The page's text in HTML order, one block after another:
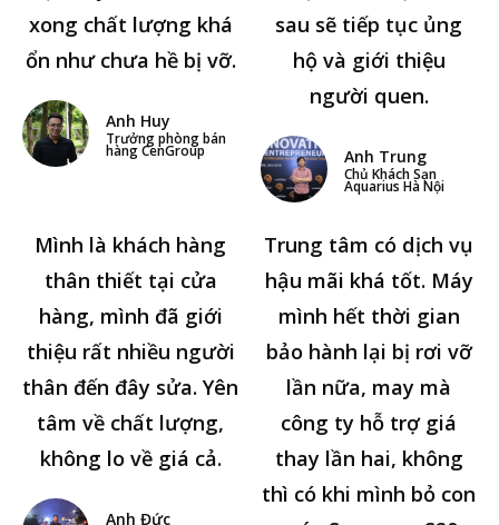
xong chất lượng khá
ổn như chưa hề bị vỡ.
Anh Huy
Trưởng phòng bán
hàng CenGroup
sau sẽ tiếp tục ủng
hộ và giới thiệu
người quen.
Anh Trung
Chủ Khách Sạn
Aquarius Hà Nội
Mình là khách hàng
thân thiết tại cửa
hàng, mình đã giới
thiệu rất nhiều người
thân đến đây sửa. Yên
tâm về chất lượng,
không lo về giá cả.
Anh Đức
Trung tâm có dịch vụ
hậu mãi khá tốt. Máy
mình hết thời gian
bảo hành lại bị rơi vỡ
lần nữa, may mà
công ty hỗ trợ giá
thay lần hai, không
thì có khi mình bỏ con